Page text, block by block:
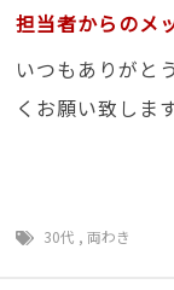
担当者からのメ
いつもありがと
くお願い致しま
30代 ,両わき